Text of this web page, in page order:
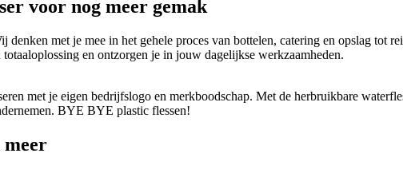
voor nog meer gemak
denken met je mee in het gehele proces van bottelen, catering en opslag tot
en ontzorgen je in jouw dagelijkse werkzaamheden.
met je eigen bedrijfslogo en merkboodschap. Met de herbruikbare
BYE BYE plastic flessen!
meer